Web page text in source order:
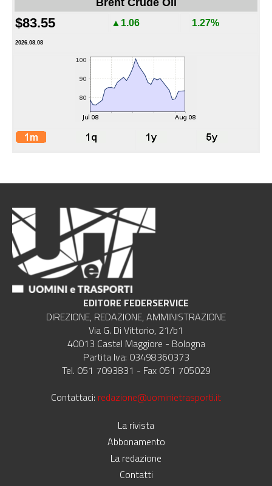
$83.55 ▲1.06 1.27%
2026.08.08
EDITORE FEDERSERVICE
DIREZIONE, REDAZIONE, AMMINISTRAZIONE
Via G. Di Vittorio, 21/b1
40013 Castel Maggiore - Bologna
Partita Iva: 03498360373
Tel. 051 7093831 - Fax 051 705029
Contattaci: redazione@uominietrasporti.it
La rivista
Abbonamento
La redazione
Contatti